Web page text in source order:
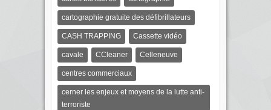
cartographie gratuite des défibrillateurs
CASH TRAPPING Cassette vidéo
cavale CCleaner Celleneuve
centres commerciaux
cerner les enjeux et moyens de la lutte anti-
terroriste